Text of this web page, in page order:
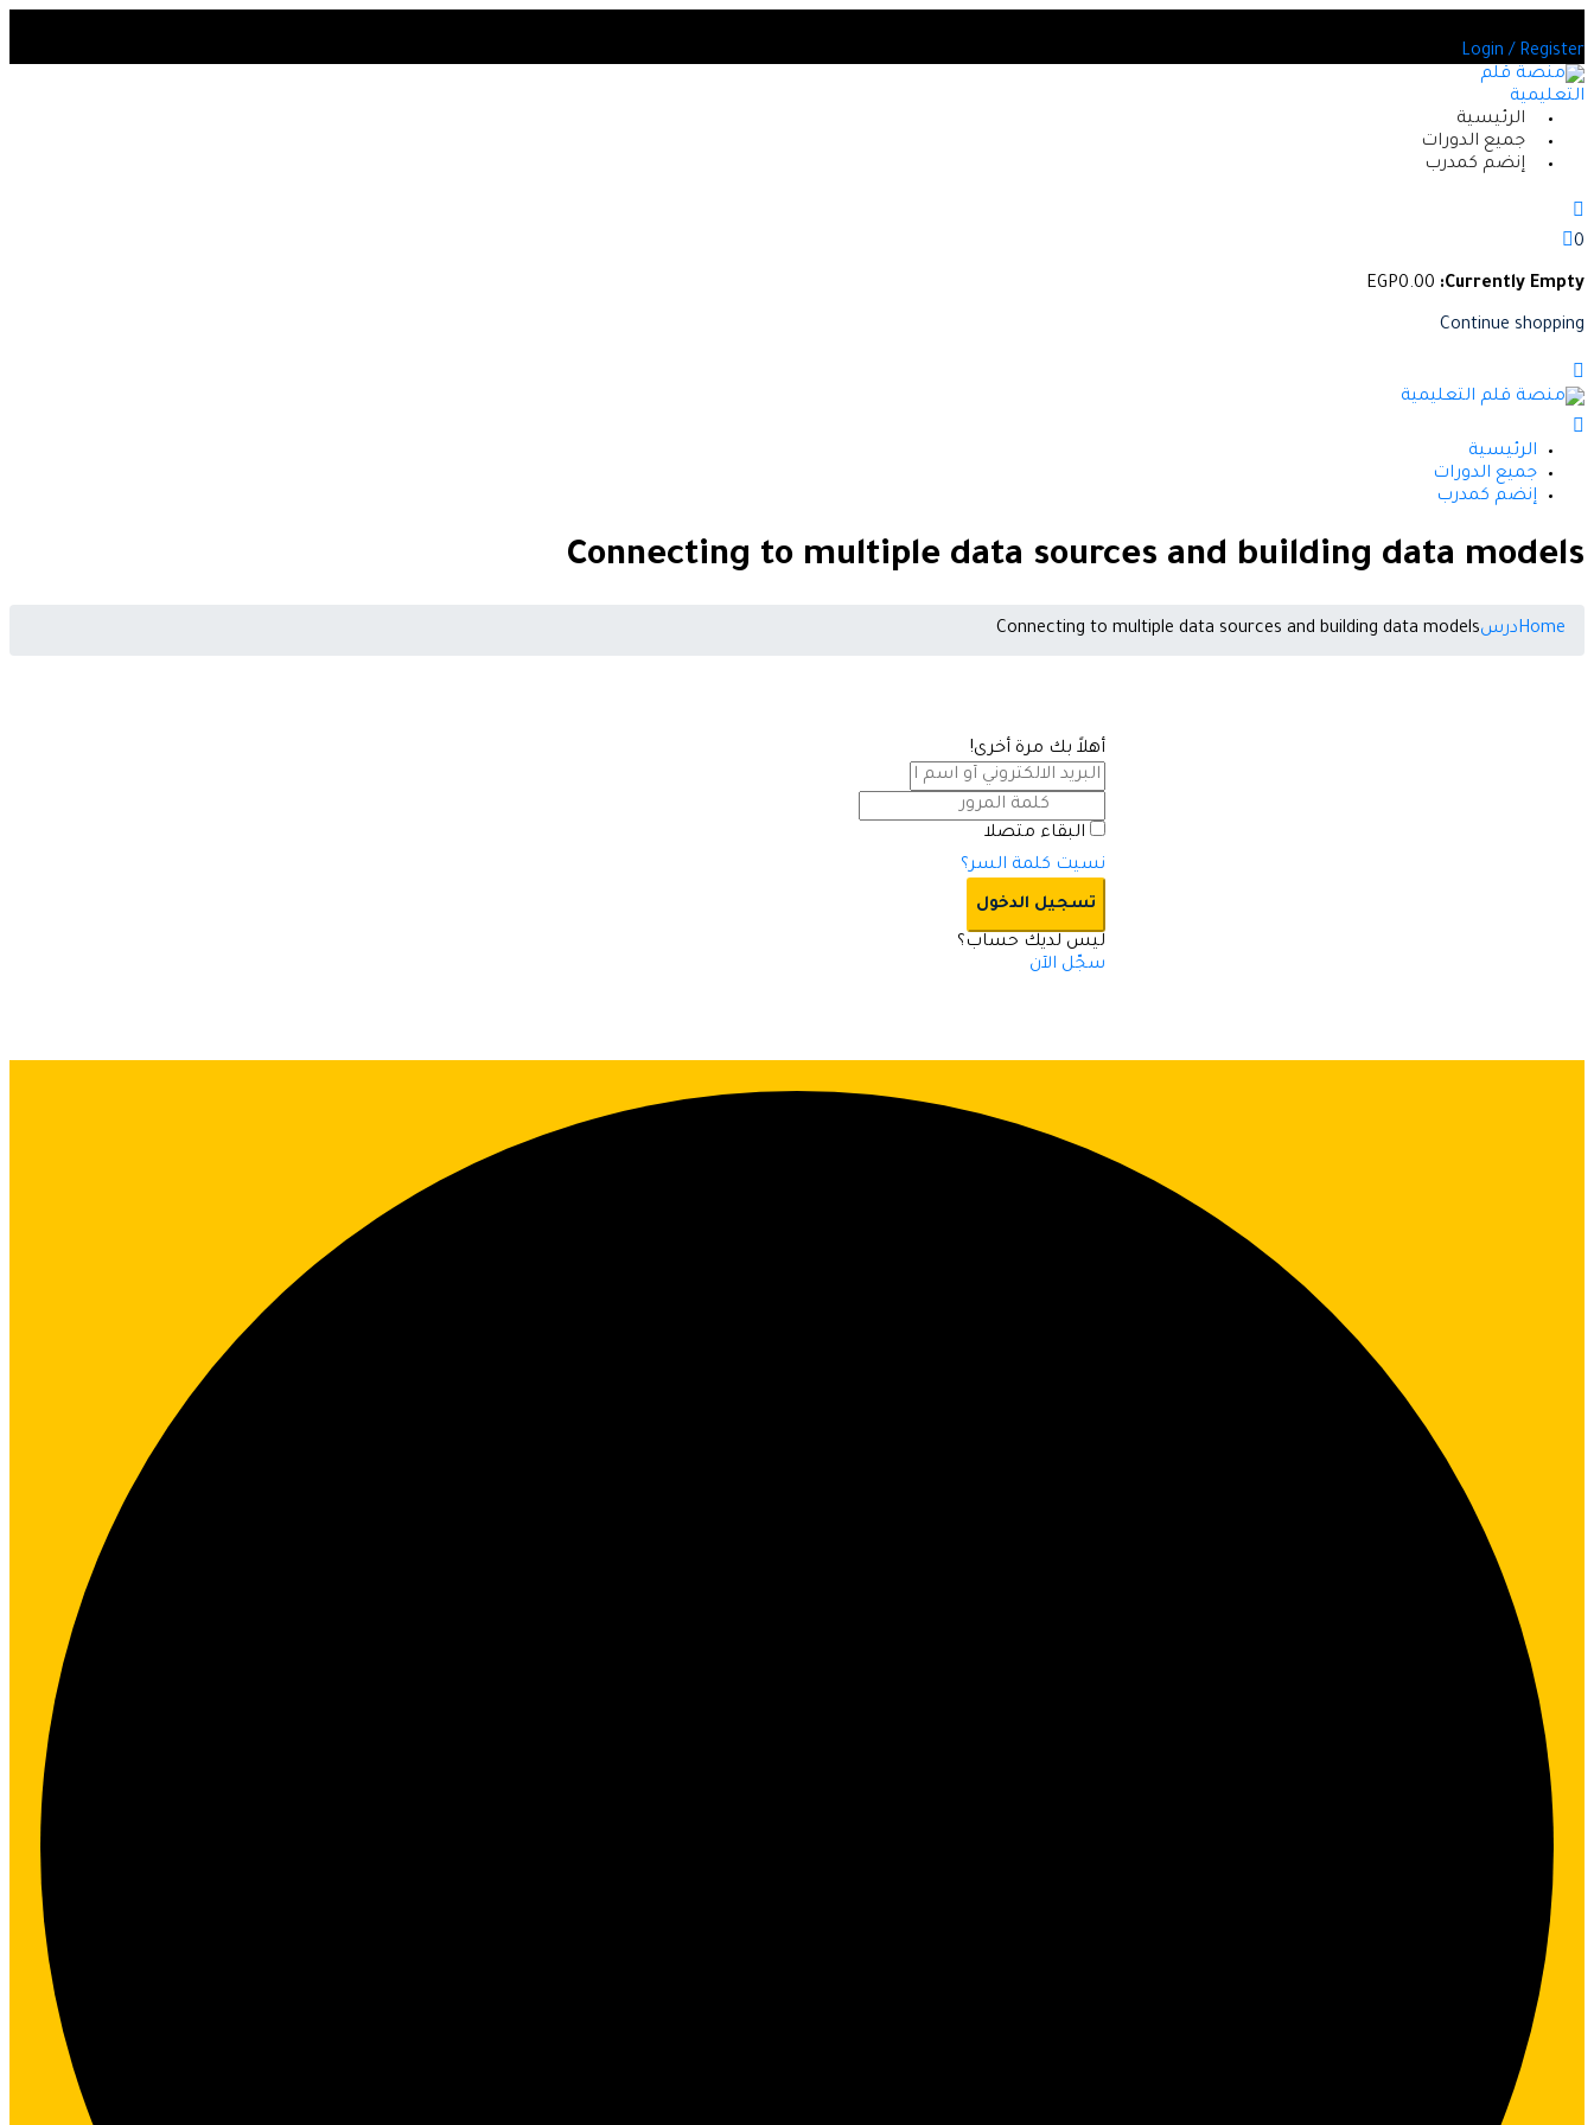
to
content
Login / Register
الرئيسية
جميع الدورات
إنضم كمدرب
0
Currently Empty:
EGP0.00
Continue shopping
الرئيسية
جميع الدورات
إنضم كمدرب
Connecting to multiple data sources and building data models
HomeدرسConnecting to multiple data sources and building data models
أهلاً بك مرة أخرى!
البقاء متصلا
نسيت كلمة السر؟
تسجيل الدخول
ليس لديك حساب؟
سجّل الآن